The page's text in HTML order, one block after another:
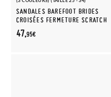
SANDALES BAREFOOT BRIDES
CROISÉES FERMETURE SCRATCH
47,95€